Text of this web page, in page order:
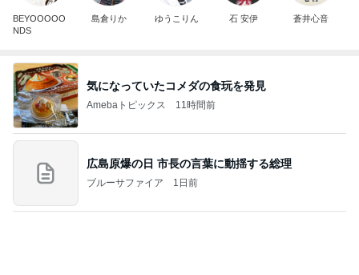
BEYOOOOO
NDS
島倉りか ゆうこりん 石 安伊 蒼井心音
気になっていたコメダの食玩を発見
Amebaトピックス 11時間前
広島原爆の日 市長の言葉に動揺する総理
ブルーサファイア 1日前